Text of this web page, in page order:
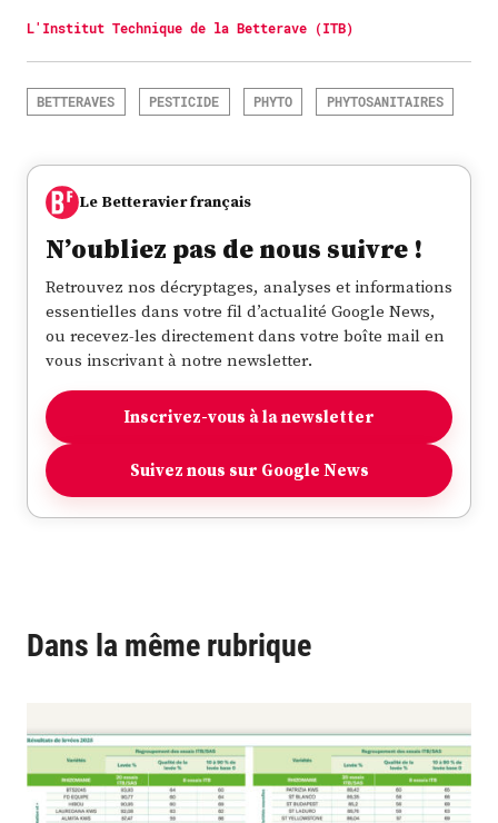
L'Institut Technique de la Betterave (ITB)
BETTERAVES PESTICIDE PHYTO PHYTOSANITAIRES
Le Betteravier français
N’oubliez pas de nous suivre !
Retrouvez nos décryptages, analyses et informations
essentielles dans votre fil d’actualité Google News,
ou recevez-les directement dans votre boîte mail en
vous inscrivant à notre newsletter.
Inscrivez-vous à la newsletter
Suivez nous sur Google News
Dans la même rubrique